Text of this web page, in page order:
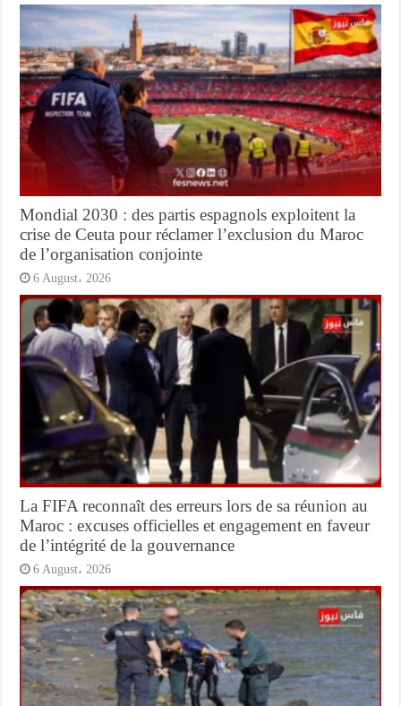
Mondial 2030 : des partis espagnols exploitent la
crise de Ceuta pour réclamer l’exclusion du Maroc
de l’organisation conjointe
6 August، 2026
La FIFA reconnaît des erreurs lors de sa réunion au
Maroc : excuses officielles et engagement en faveur
de l’intégrité de la gouvernance
6 August، 2026